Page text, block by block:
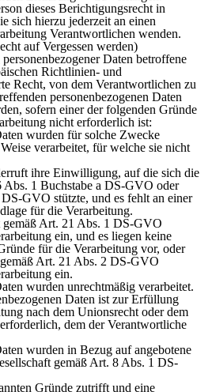
dieses Berichtigungsrecht in
sich hierzu jederzeit an einen
Verantwortlichen wenden.
auf Vergessen werden)
Daten betroffene
Richtlinien- und
Recht, von dem Verantwortlichen zu
personenbezogenen Daten
sofern einer der folgenden Gründe
nicht erforderlich ist:
wurden für solche Zwecke
verarbeitet, für welche sie nicht
ihre Einwilligung, auf die sich die
Abs. 1 Buchstabe a DS-GVO oder
GVO stützte, und es fehlt an einer
für die Verarbeitung.
gemäß Art. 21 Abs. 1 DS-GVO
ein, und es liegen keine
für die Verarbeitung vor, oder
Art. 21 Abs. 2 DS-GVO
ein.
wurden unrechtmäßig verarbeitet.
Daten ist zur Erfüllung
nach dem Unionsrecht oder dem
dem der Verantwortliche
wurden in Bezug auf angebotene
gemäß Art. 8 Abs. 1 DS-
Gründe zutrifft und eine